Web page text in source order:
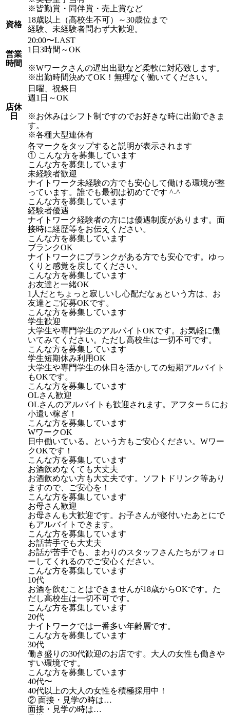
※皆勤賞・同伴賞・売上賞など
資格
18歳以上（高校生不可）～30歳位まで
経験、未経験者問わず大歓迎。
営業
時間
20:00〜LAST
1日3時間～OK
※Wワークさんの遅出出勤など柔軟に対応致します。
※出勤時間決めてOK！無理なく働いてください。
店休
日
日曜、祝祭日
週1日～OK
※お休みはシフト制ですのでお好きな時に出勤できま
す。
※各種大型連休有
各マークをタップすると説明が表示されます
① こんな方を募集しています
こんな方を募集しています
未経験者歓迎
ナイトワーク未経験の方でも安心して働ける環境が整
っています。誰でも最初は初めてです ^-^
こんな方を募集しています
経験者優遇
ナイトワーク経験者の方には優遇制度があります。面
接時に経歴等をお伝えください。
こんな方を募集しています
ブランクOK
ナイトワークにブランクがある方でも安心です。ゆっ
くりと感覚を戻してください。
こんな方を募集しています
お友達と一緒OK
1人だとちょっと寂しいし心配だなぁという方は、お
友達とご応募OKです。
こんな方を募集しています
学生歓迎
大学生や専門学生のアルバイトOKです。お気軽に働
いてみてください。ただし高校生は一切不可です。
こんな方を募集しています
学生短期休み利用OK
大学生や専門学生の休日を活かしての短期アルバイト
もOKです。
こんな方を募集しています
OLさん歓迎
OLさんのアルバイトも歓迎されます。アフター５にお
小遣い稼ぎ！
こんな方を募集しています
WワークOK
日中働いている。という方もご安心ください。Wワー
クOKです！
こんな方を募集しています
お酒飲めなくても大丈夫
お酒飲めない方も大丈夫です。ソフトドリンク等あり
ますので、ご安心を！
こんな方を募集しています
お母さん歓迎
お母さんも大歓迎です。お子さんが寝付いたあとにで
もアルバイトできます。
こんな方を募集しています
お話苦手でも大丈夫
お話が苦手でも、まわりのスタッフさんたちがフォロ
ーしてくれるのでご安心ください。
こんな方を募集しています
10代
お酒を飲むことはできませんが18歳からOKです。た
だし高校生は一切不可です。
こんな方を募集しています
20代
ナイトワークでは一番多い年齢層です。
こんな方を募集しています
30代
働き盛りの30代歓迎のお店です。大人の女性も働きや
すい環境です。
こんな方を募集しています
40代〜
40代以上の大人の女性を積極採用中！
② 面接・見学の時は…
面接・見学の時は…